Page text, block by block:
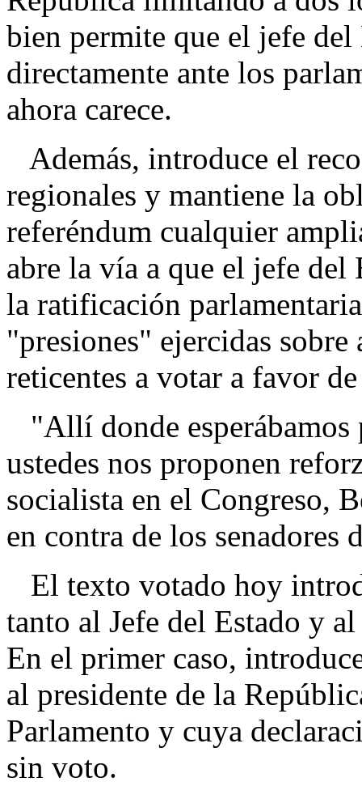
bien permite que el jefe del
directamente ante los
ahora carece.
Además, introduce el
regionales y mantiene la
referéndum cualquier
abre la vía a que el jefe del
la ratificación
"presiones" ejercidas
reticentes a votar a favor
"Allí donde esperábamos
ustedes nos proponen
socialista en el Congreso,
en contra de los senadores
El texto votado hoy
tanto al Jefe del Estado y
En el primer caso,
al presidente de la
Parlamento y cuya
sin voto.